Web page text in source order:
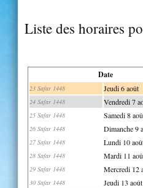
Liste des horaires
Date
23 Safar 1448 Jeudi 6 août
24 Safar 1448 Vendredi 7
25 Safar 1448 Samedi 8
26 Safar 1448 Dimanche 9
27 Safar 1448 Lundi 10
28 Safar 1448 Mardi 11
29 Safar 1448 Mercredi 12
30 Safar 1448 Jeudi 13 août